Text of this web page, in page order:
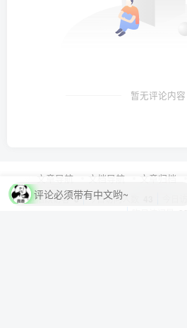
暂无评论内容
文章导航 文档导航 文章归档
最近活跃访客 0 今日访问人数
评论必须带有中文哟~